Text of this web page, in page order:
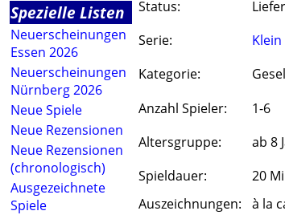
Spezielle Listen
Neuerscheinungen
Essen 2026
Neuerscheinungen
Nürnberg 2026
Neue Spiele
Neue Rezensionen
Neue Rezensionen
(chronologisch)
Ausgezeichnete
Spiele
Status:
Serie:
Klein
Kategorie:
Anzahl Spieler:
1-6
Altersgruppe:
ab 8
Spieldauer:
20
Auszeichnungen:
à la